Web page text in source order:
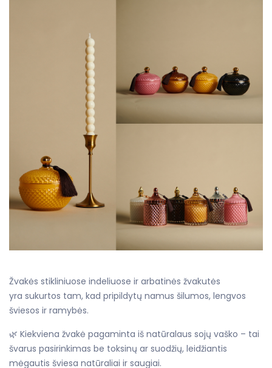
Žvakės stikliniuose indeliuose ir arbatinės žvakutės
yra sukurtos tam, kad pripildytų namus šilumos, lengvos
šviesos ir ramybės.
🌿 Kiekviena žvakė pagaminta iš natūralaus sojų vaško – tai
švarus pasirinkimas be toksinų ar suodžių, leidžiantis
mėgautis šviesa natūraliai ir saugiai.